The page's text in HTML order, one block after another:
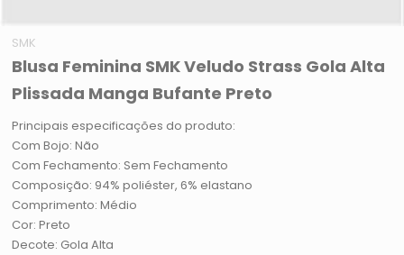
SMK
Blusa Feminina SMK Veludo Strass Gola Alta
Plissada Manga Bufante Preto
Principais especificações do produto:
Com Bojo: Não
Com Fechamento: Sem Fechamento
Composição: 94% poliéster, 6% elastano
Comprimento: Médio
Cor: Preto
Decote: Gola Alta